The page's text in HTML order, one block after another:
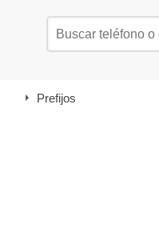
Prefijos